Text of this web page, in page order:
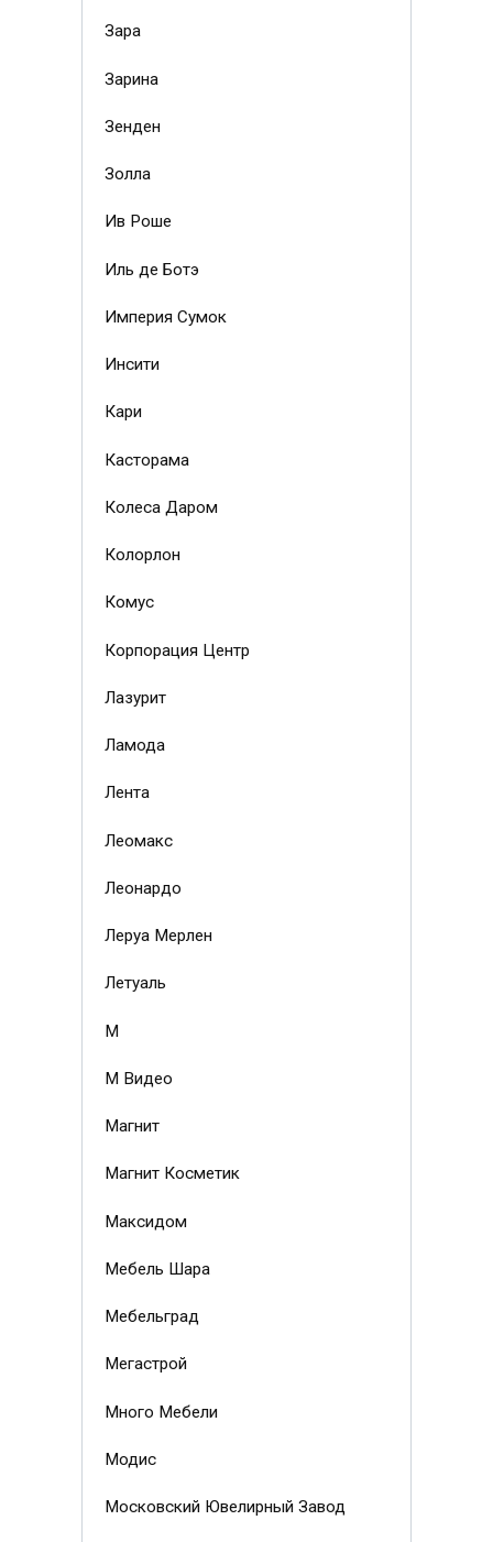
Зара
Зарина
Зенден
Золла
Ив Роше
Иль де Ботэ
Империя Сумок
Инсити
Кари
Касторама
Колеса Даром
Колорлон
Комус
Корпорация Центр
Лазурит
Ламода
Лента
Леомакс
Леонардо
Леруа Мерлен
Летуаль
М
М Видео
Магнит
Магнит Косметик
Максидом
Мебель Шара
Мебельград
Мегастрой
Много Мебели
Модис
Московский Ювелирный Завод